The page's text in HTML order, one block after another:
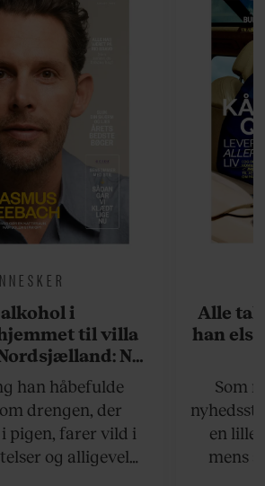
i
til villa
Nu
sandheden om
Seebach
han håbefulde
drengen, der
pigen, farer vild i
og alligevel
Alle
han
Som
en lille
mens